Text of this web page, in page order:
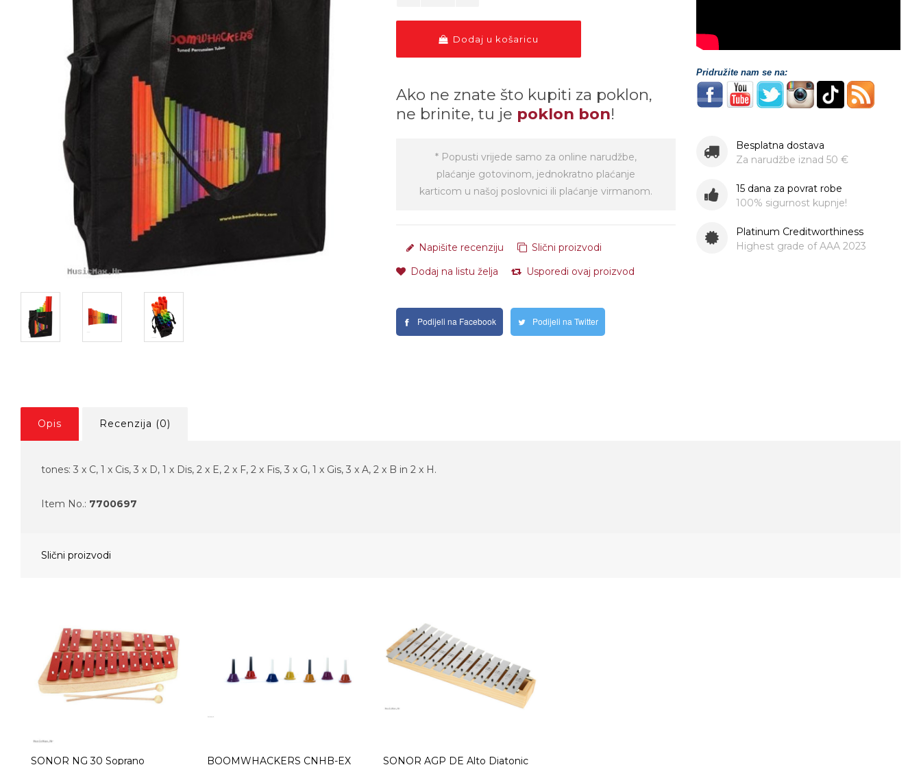
Dodaj u košaricu
Ako ne znate što kupiti za poklon,
ne brinite, tu je poklon bon!
* Popusti vrijede samo za online narudžbe,
plaćanje gotovinom, jednokratno plaćanje
karticom u našoj poslovnici ili plaćanje virmanom.
Napišite recenziju
Slični proizvodi
Dodaj na listu želja
Usporedi ovaj proizvod
Podijeli na Facebook Podijeli na Twitter
Pridružite nam se na:
Besplatna dostava
Za narudžbe iznad 50 €
15 dana za povrat robe
100% sigurnost kupnje!
Platinum Creditworthiness
Highest grade of AAA 2023
Opis Recenzija (0)
tones: 3 x C, 1 x Cis, 3 x D, 1 x Dis, 2 x E, 2 x F, 2 x Fis, 3 x G, 1 x Gis, 3 x A, 2 x B in 2 x H.
Item No.: 7700697
Slični proizvodi
SONOR NG 30 Soprano
BOOMWHACKERS CNHB-EX
SONOR AGP DE Alto Diatonic